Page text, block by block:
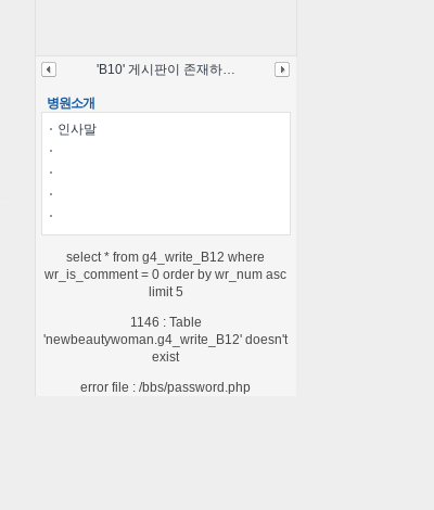
'B10' 게시판이 존재하…
병원소개
인사말
select * from g4_write_B12 where
wr_is_comment = 0 order by wr_num asc
limit 5
1146 : Table
'newbeautywoman.g4_write_B12' doesn't
exist
error file : /bbs/password.php